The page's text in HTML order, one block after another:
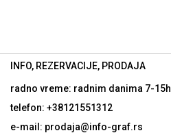
INFO, REZERVACIJE, PRODAJA
radno vreme: radnim danima 7-15h
telefon: +38121551312
e-mail: prodaja@info-graf.rs